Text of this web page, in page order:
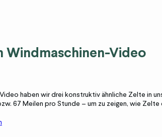
Windmaschinen-Video
haben wir drei konstruktiv ähnliche Zelte in
67 Meilen pro Stunde – um zu zeigen, wie